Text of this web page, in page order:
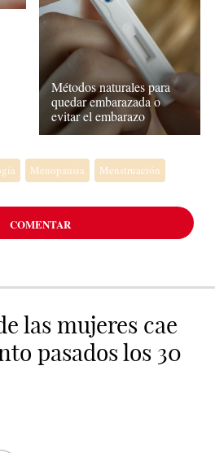
Métodos naturales para
quedar embarazada o
evitar el embarazo
Menopausia Menstruación
COMENTAR
las mujeres cae
pasados los 30